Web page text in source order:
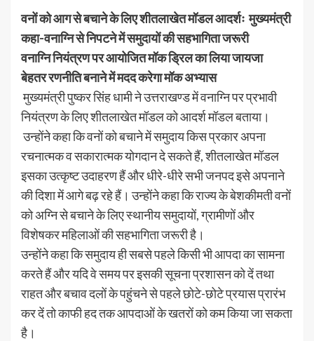
वनों को आग से बचाने के लिए शीतलाखेत मॉडल आदर्शः मुख्यमंत्री
कहा-वनाग्नि से निपटने में समुदायों की सहभागिता जरूरी
वनाग्नि नियंत्रण पर आयोजित मॉक ड्रिल का लिया जायजा
बेहतर रणनीति बनाने में मदद करेगा मॉक अभ्यास
मुख्यमंत्री पुष्कर सिंह धामी ने उत्तराखण्ड में वनाग्नि पर प्रभावी
नियंत्रण के लिए शीतलाखेत मॉडल को आदर्श मॉडल बताया।
उन्होंने कहा कि वनों को बचाने में समुदाय किस प्रकार अपना
रचनात्मक व सकारात्मक योगदान दे सकते हैं, शीतलाखेत मॉडल
इसका उत्कृष्ट उदाहरण हैं और धीरे-धीरे सभी जनपद इसे अपनाने
की दिशा में आगे बढ़ रहे हैं। उन्होंने कहा कि राज्य के बेशकीमती वनों
को अग्नि से बचाने के लिए स्थानीय समुदायों, ग्रामीणों और
विशेषकर महिलाओं की सहभागिता जरूरी है।
उन्होंने कहा कि समुदाय ही सबसे पहले किसी भी आपदा का सामना
करते हैं और यदि वे समय पर इसकी सूचना प्रशासन को दें तथा
राहत और बचाव दलों के पहुंचने से पहले छोटे-छोटे प्रयास प्रारंभ
कर दें तो काफी हद तक आपदाओं के खतरों को कम किया जा सकता
है।